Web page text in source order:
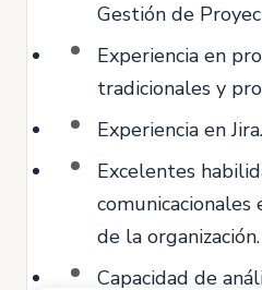
Gestión de
Experiencia en
tradicionales y
Experiencia en Jira.
Excelentes
de la organización.
Capacidad de